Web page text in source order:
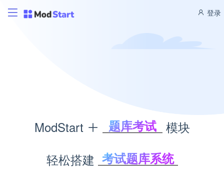
登录
ModStart
题库考试
CMS管理
博客管理
模块
轻松搭建 考试题库系统